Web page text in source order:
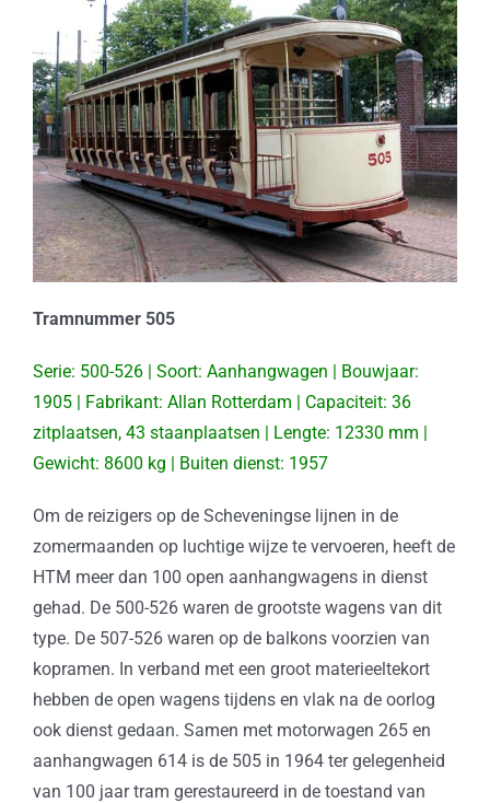
Tramnummer 505
Serie: 500-526 | Soort: Aanhangwagen | Bouwjaar:
1905 | Fabrikant: Allan Rotterdam | Capaciteit: 36
zitplaatsen, 43 staanplaatsen | Lengte: 12330 mm |
Gewicht: 8600 kg | Buiten dienst: 1957
Om de reizigers op de Scheveningse lijnen in de
zomermaanden op luchtige wijze te vervoeren, heeft de
HTM meer dan 100 open aanhangwagens in dienst
gehad. De 500-526 waren de grootste wagens van dit
type. De 507-526 waren op de balkons voorzien van
kopramen. In verband met een groot materieeltekort
hebben de open wagens tijdens en vlak na de oorlog
ook dienst gedaan. Samen met motorwagen 265 en
aanhangwagen 614 is de 505 in 1964 ter gelegenheid
van 100 jaar tram gerestaureerd in de toestand van